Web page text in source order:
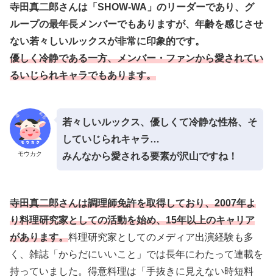
寺田真二郎さんは「SHOW-WA」のリーダーであり、グ
ループの最年長メンバーでもありますが、年齢を感じさせ
ない若々しいルックスが非常に印象的です。
優しく冷静である一方、メンバー・ファンから愛されてい
るいじられキャラでもあります。
モウカク
若々しいルックス、優しくて冷静な性格、そ
していじられキャラ…
みんなから愛される要素が沢山ですね！
寺田真二郎さんは調理師免許を取得しており、2007年よ
り料理研究家としての活動を始め、15年以上のキャリア
があります。料理研究家としてのメディア出演経験も多
く、雑誌「からだにいいこと」では長年にわたって連載を
持っていました。得意料理は「手抜きに見えない時短料